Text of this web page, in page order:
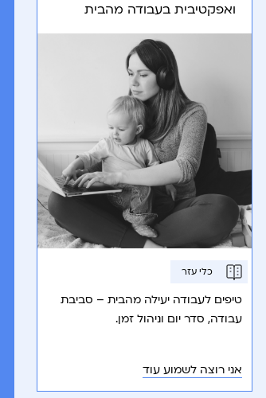
ואפקטיבית בעבודה מהבית
כלי עזר
טיפים לעבודה יעילה מהבית – סביבת
עבודה, סדר יום וניהול זמן.
אני רוצה לשמוע עוד